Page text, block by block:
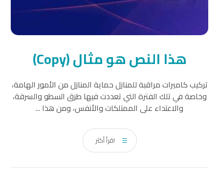
هذا النص هو مثال (Copy)
تركيب كاميرات مراقبة للمنازل حماية المنازل من الأمور الهامة،
وخاصة في تلك الفترة التي تعددت فيها طرق السطو والسرقة،
والاعتداء على الممتلكات والأنفس، ومن هذا ...
اقرأ أكثر